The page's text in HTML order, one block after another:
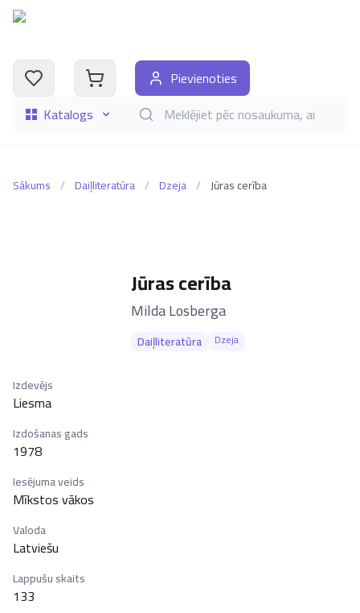
Katalogs Meklēt grāmatas pēc nosaukuma, autora,
Pievienoties
Sākums / Daiļliteratūra / Dzeja / Jūras cerība
Jūras cerība
–
Milda Losberga
Daiļliteratūra Dzeja
Izdevējs
Liesma
Izdošanas gads
1978
Iesējuma veids
Mīkstos vākos
Valoda
Latviešu
Lappušu skaits
133